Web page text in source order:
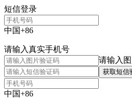
短信登录
中国+86
请输入真实手机号
请输入
获取短信
中国+86